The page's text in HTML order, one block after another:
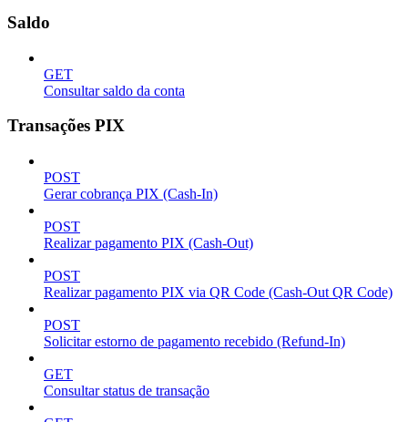
Saldo
GET
Consultar saldo da conta
Transações PIX
POST
Gerar cobrança PIX (Cash-In)
POST
Realizar pagamento PIX (Cash-Out)
POST
Realizar pagamento PIX via QR Code (Cash-Out QR Code)
POST
Solicitar estorno de pagamento recebido (Refund-In)
GET
Consultar status de transação